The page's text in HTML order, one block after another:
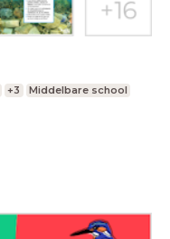
+3
Middelbare school